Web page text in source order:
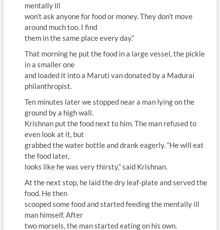
mentally ill
won’t ask anyone for food or money. They don’t move
around much too. I find
them in the same place every day.”
That morning he put the food in a large vessel, the pickle
in a smaller one
and loaded it into a Maruti van donated by a Madurai
philanthropist.
Ten minutes later we stopped near a man lying on the
ground by a high wall.
Krishnan put the food next to him. The man refused to
even look at it, but
grabbed the water bottle and drank eagerly. “He will eat
the food later,
looks like he was very thirsty,” said Krishnan.
At the next stop, he laid the dry leaf-plate and served the
food. He then
scooped some food and started feeding the mentally ill
man himself. After
two morsels, the man started eating on his own.